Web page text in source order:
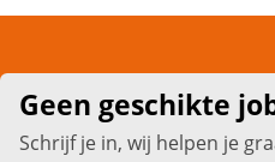
Geen geschikte
Schrijf je in, wij helpen je